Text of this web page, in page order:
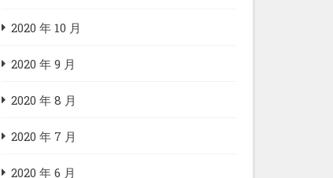
2020 年 10 月
2020 年 9 月
2020 年 8 月
2020 年 7 月
2020 年 6 月